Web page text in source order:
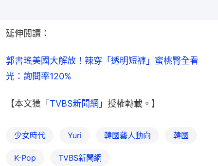
延伸閲讀：
郭書瑤美國大解放！辣穿「透明短褲」蜜桃臀全看
光：詢問率120%
【本文獲「 TVBS新聞網 」授權轉載。】
少女時代 Yuri 韓國藝人動向 韓國
K-Pop TVBS新聞網